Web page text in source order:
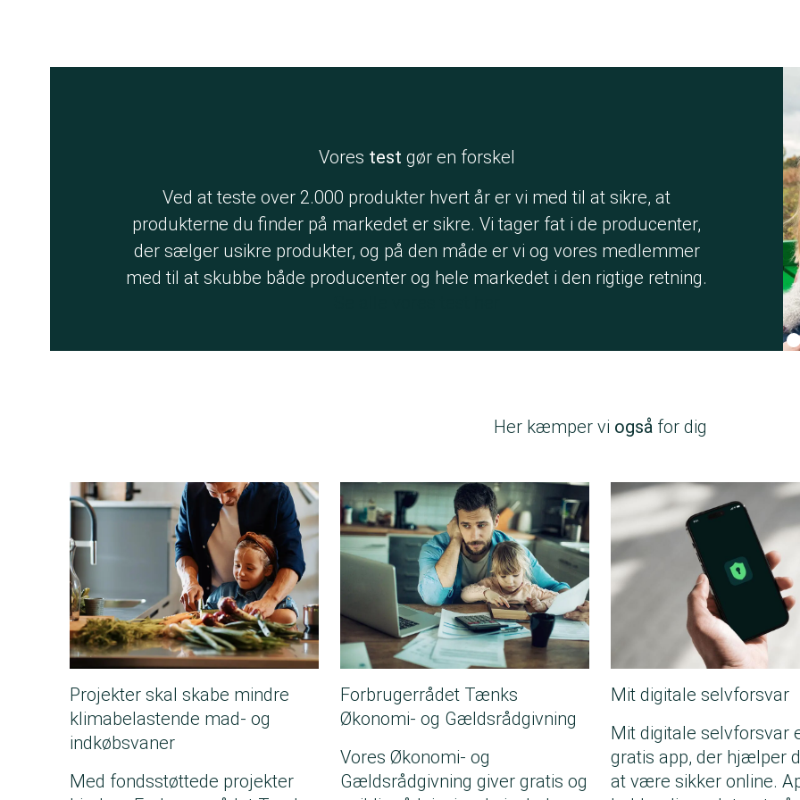
Vores test gør en forskel
Ved at teste over 2.000 produkter hvert år er vi med til at sikre, at
produkterne du finder på markedet er sikre. Vi tager fat i de producenter,
der sælger usikre produkter, og på den måde er vi og vores medlemmer
med til at skubbe både producenter og hele markedet i den rigtige retning.
Her kæmper vi også for dig
Projekter skal skabe mindre
klimabelastende mad- og
indkøbsvaner
Med fondsstøttede projekter
Forbrugerrådet Tænks
Økonomi- og Gældsrådgivning
Vores Økonomi- og
Gældsrådgivning giver gratis og
Mit digitale selvforsvar
Mit digitale selvforsvar
gratis app, der hjælper
at være sikker online.